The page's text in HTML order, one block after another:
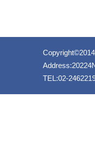
TEL:02-